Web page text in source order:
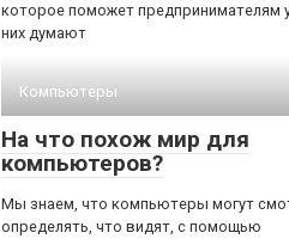
которое поможет предпринимателям
них думают
Компьютеры
На что похож мир для
компьютеров?
Мы знаем, что компьютеры могут
определять, что видят, с помощью